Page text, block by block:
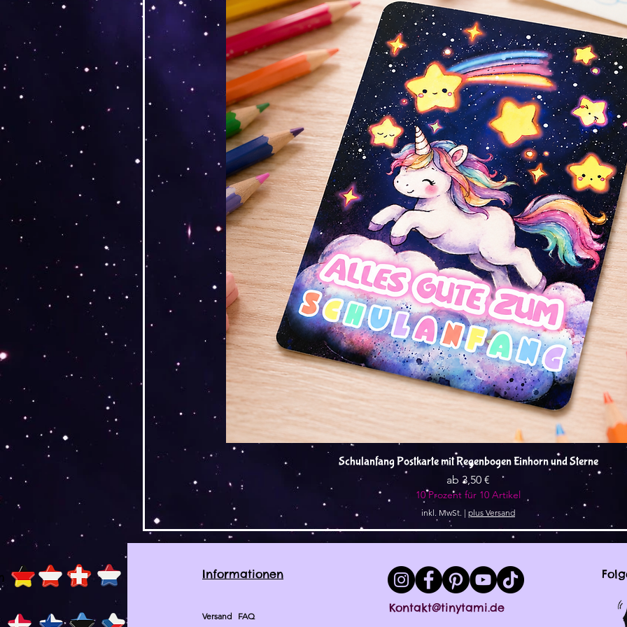
Schnellansicht
Schulanfang Postkarte mit Regenbogen Einhorn und Sterne
ab 3,50 €
Sale-Preis
10 Prozent für 10 Artikel
inkl. MwSt. | plus Versand
Informationen
Versand FAQ
Kontakt@tinytami.de